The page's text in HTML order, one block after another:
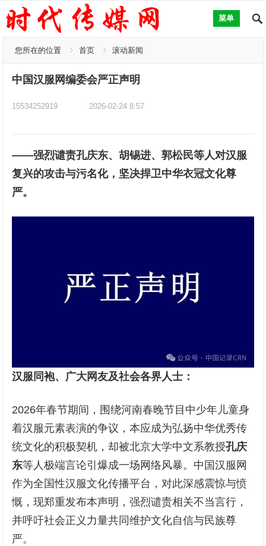
菜单
您所在的位置 首页 滚动新闻
中国汉服网编委会严正声明
15534252919 2026-02-24 8:57
——强烈谴责孔庆东、胡锡进、郭松民等人对汉服
复兴的攻击与污名化，坚决捍卫中华衣冠文化尊
严。
汉服同袍、广大网友及社会各界人士：
2026年春节期间，围绕河南春晚节目中少年儿童身
着汉服元素表演的争议，本应成为弘扬中华优秀传
统文化的积极契机，却被北京大学中文系教授孔庆
东等人极端言论引爆成一场网络风暴。中国汉服网
作为全国性汉服文化传播平台，对此深感震惊与愤
慨，现郑重发布本声明，强烈谴责相关不当言行，
并呼吁社会正义力量共同维护文化自信与民族尊
严。